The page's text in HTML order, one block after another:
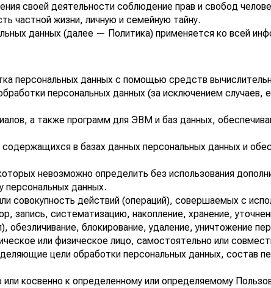
своей деятельности соблюдение прав и свобод
частной жизни, личную и семейную тайну.
данных (далее — Политика) применяется ко всей
персональных данных с помощью средств
персональных данных (за исключением случаев,
а также программ для ЭВМ и баз данных,
в базах данных персональных данных и
невозможно определить без использования
персональных данных.
совокупность действий (операций), совершаемых с
запись, систематизацию, накопление, хранение,
блокирование, удаление, уничтожение
или физическое лицо, самостоятельно или
цели обработки персональных данных, состав
косвенно к определенному или определяемому